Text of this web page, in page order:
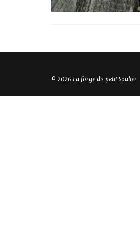
© 2026 La forge du petit Soulier